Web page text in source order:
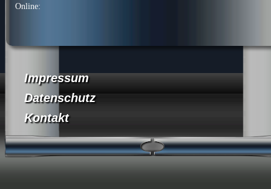
Online:
Impressum
Datenschutz
Kontakt